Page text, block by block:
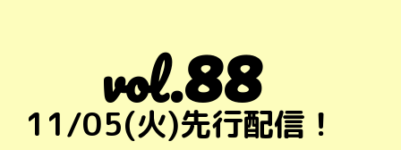
vol.88
11/05(火)先行配信！